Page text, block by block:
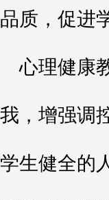
品质，促进
心理健康
我，增强调
学生健全的